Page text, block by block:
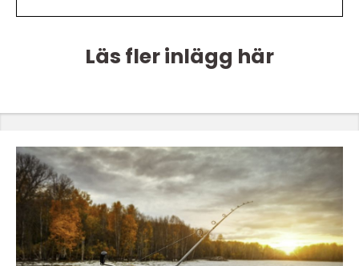
Läs fler inlägg här